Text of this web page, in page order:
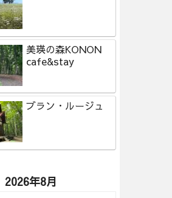
美瑛の森KONON
cafe&stay
ブラン・ルージュ
2026年8月